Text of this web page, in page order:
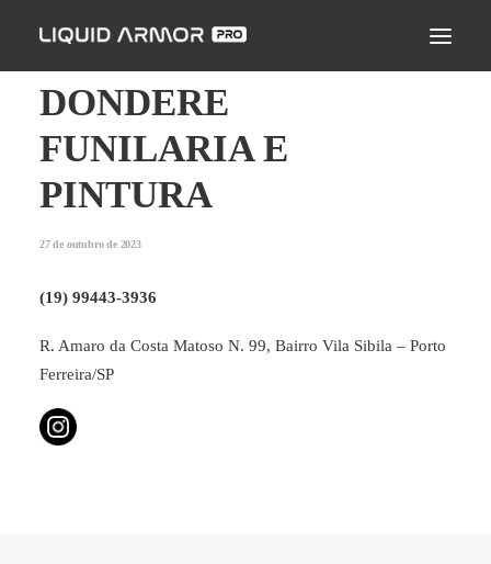
LIQUID ARMOR PRO
MODO DE APLICAÇÃO
ENCONTRE UM APLICADOR
PERGUNTAS FREQUENTES
DONDERE
FUNILARIA E
PINTURA
27 de outubro de 2023
(19) 99443-3936
R. Amaro da Costa Matoso N. 99, Bairro Vila Sibila – Porto
Ferreira/SP